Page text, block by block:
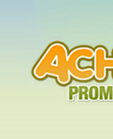
conteúdo